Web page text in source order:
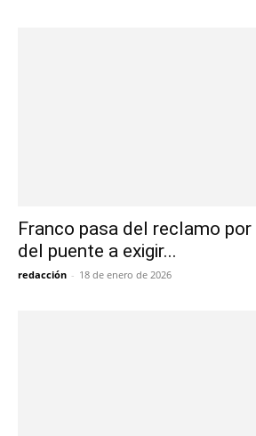
Franco pasa del reclamo
del puente a exigir...
redacción - 18 de enero de 2026